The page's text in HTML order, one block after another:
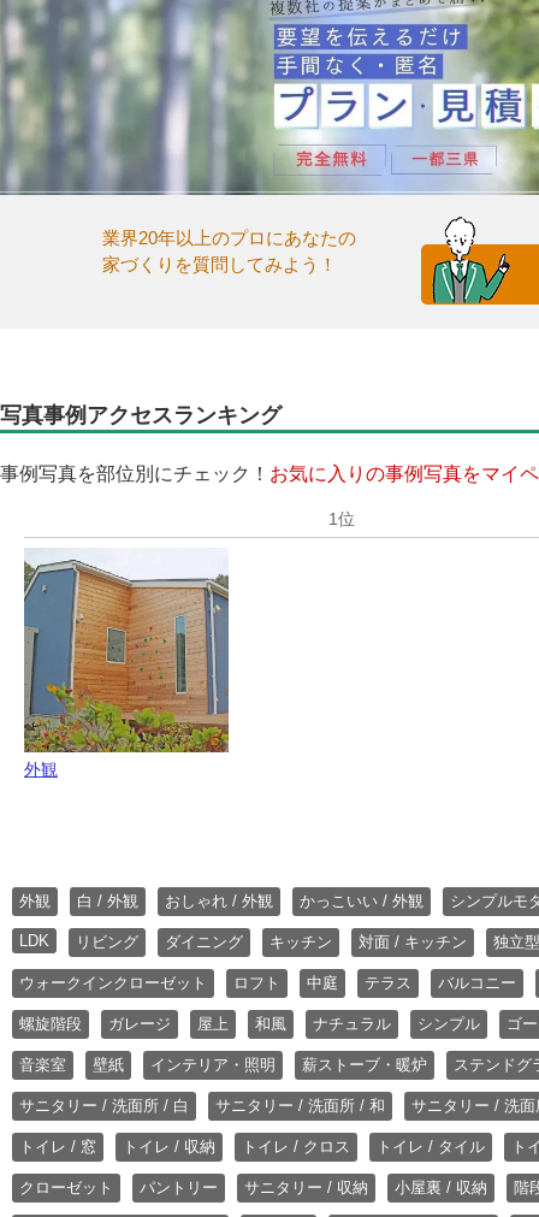
業界20年以上のプロにあなたの
家づくりを質問してみよう！
写真事例アクセスランキング
事例写真を部位別にチェック！ お気に入りの事例写真をマイ
外観
外観 白 / 外観 おしゃれ / 外観 かっこいい / 外観 シンプルモ
LDK リビング ダイニング キッチン 対面 / キッチン 独立
ウォークインクローゼット ロフト 中庭 テラス バルコニー
螺旋階段 ガレージ 屋上 和風 ナチュラル シンプル ゴ
音楽室 壁紙 インテリア・照明 薪ストーブ・暖炉 ステンドグ
サニタリー / 洗面所 / 白 サニタリー / 洗面所 / 和 サニタリー / 洗
トイレ / 窓 トイレ / 収納 トイレ / クロス トイレ / タイル ト
クローゼット パントリー サニタリー / 収納 小屋裏 / 収納 階